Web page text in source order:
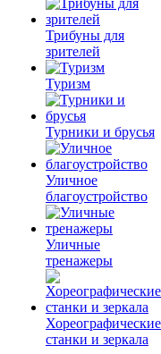
Трибуны для
зрителей
Туризм
Турники и брусья
Уличное
благоустройство
Уличные
тренажеры
Хореографические
станки и зеркала